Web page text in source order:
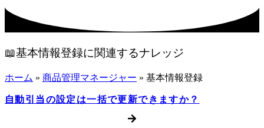
📖基本情報登録に関連するナレッジ
ホーム » 商品管理マネージャー » 基本情報登録
自動引当の設定は一括で更新できますか？